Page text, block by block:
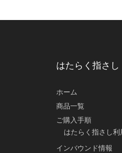
はたらく指さし
ホーム
商品一覧
ご購入手順
はたらく指さし利
インバウンド情報